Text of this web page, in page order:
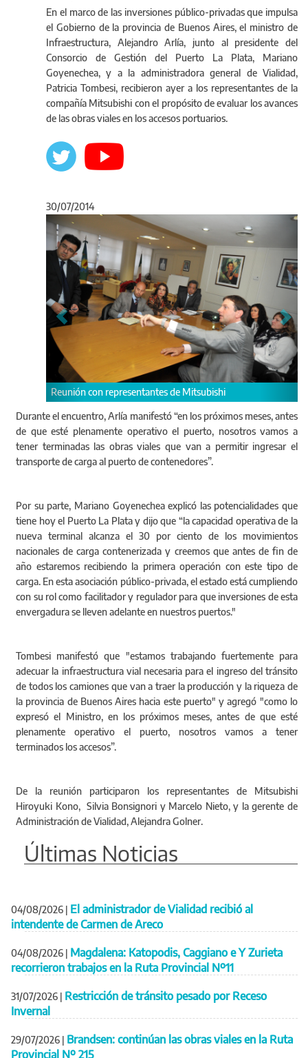
En el marco de las inversiones público-privadas que impulsa
el Gobierno de la provincia de Buenos Aires, el ministro de
Infraestructura, Alejandro Arlía, junto al presidente del
Consorcio de Gestión del Puerto La Plata, Mariano
Goyenechea, y a la administradora general de Vialidad,
Patricia Tombesi, recibieron ayer a los representantes de la
compañía Mitsubishi con el propósito de evaluar los avances
de las obras viales en los accesos portuarios.
30/07/2014
Mitsubishi
Arlía y Tombesi presentaron los avances
Anterior
Durante el encuentro, Arlía manifestó “en los próximos meses, antes
de que esté plenamente operativo el puerto, nosotros vamos a
tener terminadas las obras viales que van a permitir ingresar el
transporte de carga al puerto de contenedores”.
Por su parte, Mariano Goyenechea explicó las potencialidades que
tiene hoy el Puerto La Plata y dijo que “la capacidad operativa de la
nueva terminal alcanza el 30 por ciento de los movimientos
nacionales de carga contenerizada y creemos que antes de fin de
año estaremos recibiendo la primera operación con este tipo de
carga. En esta asociación público-privada, el estado está cumpliendo
con su rol como facilitador y regulador para que inversiones de esta
envergadura se lleven adelante en nuestros puertos."
Tombesi manifestó que "estamos trabajando fuertemente para
adecuar la infraestructura vial necesaria para el ingreso del tránsito
de todos los camiones que van a traer la producción y la riqueza de
la provincia de Buenos Aires hacia este puerto" y agregó "como lo
expresó el Ministro, en los próximos meses, antes de que esté
plenamente operativo el puerto, nosotros vamos a tener
terminados los accesos”.
De la reunión participaron los representantes de Mitsubishi
Hiroyuki Kono, Silvia Bonsignori y Marcelo Nieto, y la gerente de
Administración de Vialidad, Alejandra Golner.
Últimas Noticias
04/08/2026 | El administrador de Vialidad recibió al
intendente de Carmen de Areco
04/08/2026 | Magdalena: Katopodis, Caggiano e Y Zurieta
recorrieron trabajos en la Ruta Provincial Nº11
31/07/2026 | Restricción de tránsito pesado por Receso
Invernal
29/07/2026 | Brandsen: continúan las obras viales en la Ruta
Provincial Nº 215